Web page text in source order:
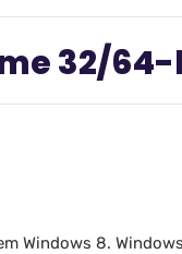
32/
Windows 8.